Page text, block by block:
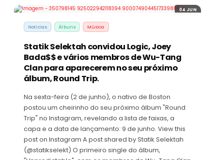
04 JUN
Noticias Álbuns Música
Statik Selektah convidou Logic, Joey
Bada$$ e vários membros de Wu-Tang
Clan para aparecerem no seu próximo
álbum, Round Trip.
Na sexta-feira (2 de junho), o nativo de Boston
postou um cheirinho do seu próximo álbum "Round
Trip" no Instagram, revelando a lista de faixas, a
capa e a data de lançamento: 9 de junho. View this
post on Instagram A post shared by Statik Selektah
(@statikselekt) O primeiro single do álbum,